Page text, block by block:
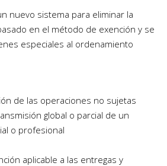
nuevo sistema para eliminar la
en el método de exención y se
especiales al ordenamiento
de las operaciones no sujetas
global o parcial de un
o profesional
aplicable a las entregas y